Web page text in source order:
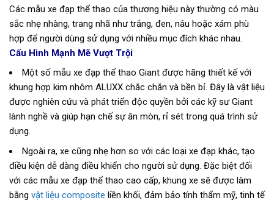
Các mẫu xe đạp thể thao của thương hiệu này thường có màu
sắc nhẹ nhàng, trang nhã như trắng, đen, nâu hoặc xám phù
hợp để người dùng sử dụng với nhiều mục đích khác nhau.
Cấu Hình Mạnh Mẽ Vượt Trội
Một số mẫu xe đạp thể thao Giant được hãng thiết kế với
khung hợp kim nhôm ALUXX chắc chắn và bền bỉ. Đây là vật liệu
được nghiên cứu và phát triển độc quyền bởi các kỹ sư Giant
lành nghề và giúp hạn chế sự ăn mòn, rỉ sét trong quá trình sử
dụng.
Ngoài ra, xe cũng nhẹ hơn so với các loại xe đạp khác, tạo
điều kiện dễ dàng điều khiển cho người sử dụng. Đặc biệt đối
với các mẫu xe đạp thể thao cao cấp, khung xe sẽ được làm
bằng vật liệu composite liền khối, đảm bảo tính thẩm mỹ, tinh tế